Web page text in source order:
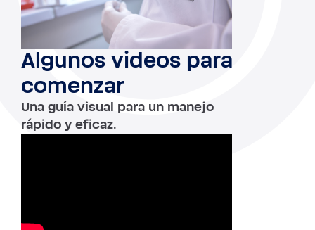
Algunos videos para
comenzar
Una guía visual para un manejo
rápido y eficaz.